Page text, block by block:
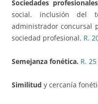
Sociedades
social. inclusión del
administrador concursal
sociedad profesional. R.
Semejanza fonética. R.
Similitud y cercanía